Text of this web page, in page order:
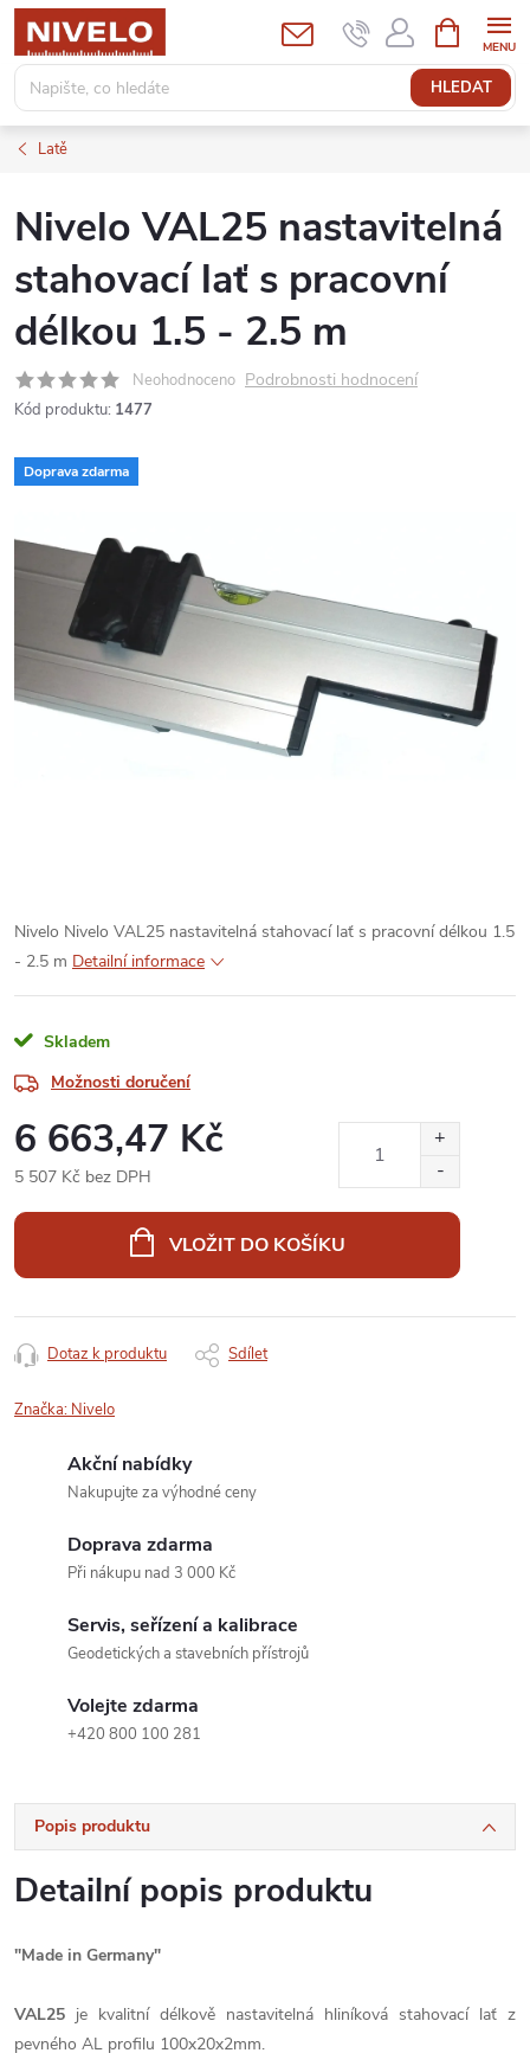
Přejít
obsah
HLEDAT
NÁKUPNÍ
KOŠÍK
Latě
Nivelo VAL25 nastavitelná
stahovací lať s pracovní
délkou 1.5 - 2.5 m
Neohodnoceno Podrobnosti hodnocení
Kód produktu: 1477
Doprava zdarma
Nivelo Nivelo VAL25 nastavitelná stahovací lať s pracovní délkou 1.5
- 2.5 m Detailní informace
Skladem
Možnosti doručení
6 663,47 Kč
5 507 Kč bez DPH
VLOŽIT DO KOŠÍKU
Dotaz k produktu Sdílet
Značka: Nivelo
Akční nabídky
Nakupujte za výhodné ceny
Doprava zdarma
Při nákupu nad 3 000 Kč
Servis, seřízení a kalibrace
Geodetických a stavebních přístrojů
Volejte zdarma
+420 800 100 281
Popis produktu
Detailní popis produktu
"Made in Germany"
VAL25 je kvalitní délkově nastavitelná hliníková stahovací lať z
pevného AL profilu 100x20x2mm.